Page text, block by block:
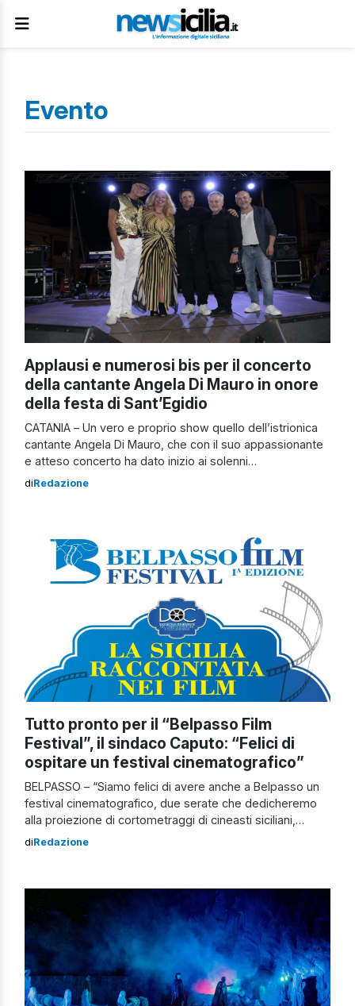
Evento
Applausi e numerosi bis per il concerto
della cantante Angela Di Mauro in onore
della festa di Sant’Egidio
CATANIA – Un vero e proprio show quello dell’istrionica
cantante Angela Di Mauro, che con il suo appassionante
e atteso concerto ha dato inizio ai solenni
festeggiamenti in onore di Sant’Egidio, il Patrono di
diRedazione
Tutto pronto per il “Belpasso Film
Festival”, il sindaco Caputo: “Felici di
ospitare un festival cinematografico”
BELPASSO – “Siamo felici di avere anche a Belpasso un
festival cinematografico, due serate che dedicheremo
alla proiezione di cortometraggi di cineasti siciliani,
attraverso i quali accenderemo i riflettori sul tema della
nei film”, dichiara il Sindaco di Belpasso […]
diRedazione